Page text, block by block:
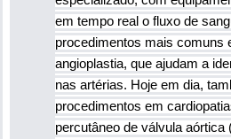
em tempo real o fluxo de
procedimentos mais comuns
angioplastia, que ajudam a
nas artérias. Hoje em dia,
procedimentos em
percutâneo de válvula aórtica